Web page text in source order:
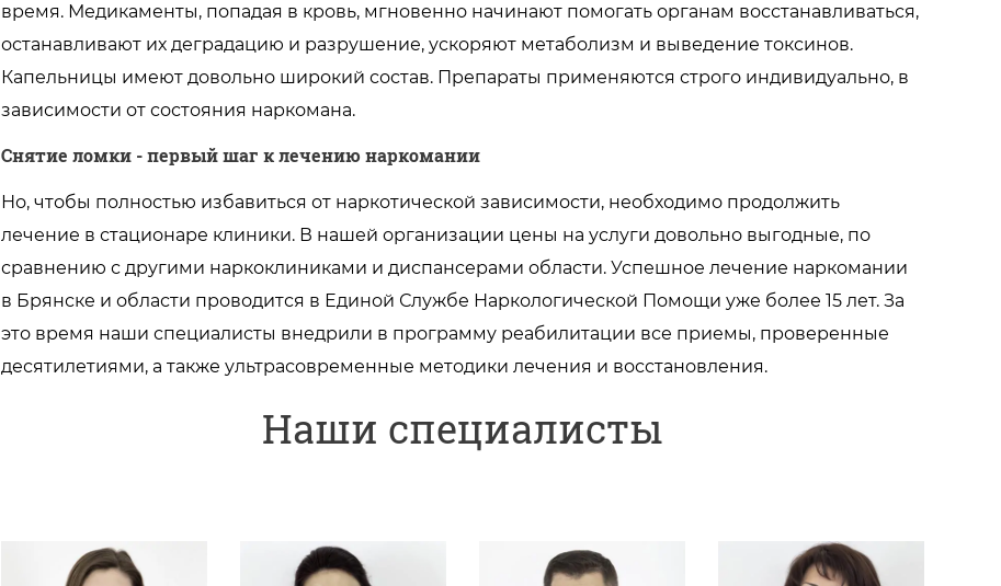
время. Медикаменты, попадая в кровь, мгновенно начинают помогать органам восстанавливаться,
останавливают их деградацию и разрушение, ускоряют метаболизм и выведение токсинов.
Капельницы имеют довольно широкий состав. Препараты применяются строго индивидуально, в
зависимости от состояния наркомана.
Снятие ломки - первый шаг к лечению наркомании
Но, чтобы полностью избавиться от наркотической зависимости, необходимо продолжить
лечение в стационаре клиники. В нашей организации цены на услуги довольно выгодные, по
сравнению с другими наркоклиниками и диспансерами области. Успешное лечение наркомании
в Брянске и области проводится в Единой Службе Наркологической Помощи уже более 15 лет. За
это время наши специалисты внедрили в программу реабилитации все приемы, проверенные
десятилетиями, а также ультрасовременные методики лечения и восстановления.
Наши специалисты